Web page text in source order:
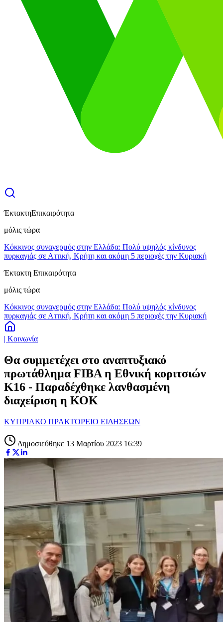
ΈκτακτηΕπικαιρότητα
μόλις τώρα
Κόκκινος συναγερμός στην Ελλάδα: Πολύ υψηλός κίνδυνος
πυρκαγιάς σε Αττική, Κρήτη και ακόμη 5 περιοχές την Κυριακή
Έκτακτη Επικαιρότητα
μόλις τώρα
Κόκκινος συναγερμός στην Ελλάδα: Πολύ υψηλός κίνδυνος
πυρκαγιάς σε Αττική, Κρήτη και ακόμη 5 περιοχές την Κυριακή
| Κοινωνία
Θα συμμετέχει στο αναπτυξιακό
πρωτάθλημα FIBA η Εθνική κοριτσιών
K16 - Παραδέχθηκε λανθασμένη
διαχείριση η ΚΟΚ
ΚΥΠΡΙΑΚΟ ΠΡΑΚΤΟΡΕΙΟ ΕΙΔΗΣΕΩΝ
Δημοσιεύθηκε 13 Μαρτίου 2023 16:39